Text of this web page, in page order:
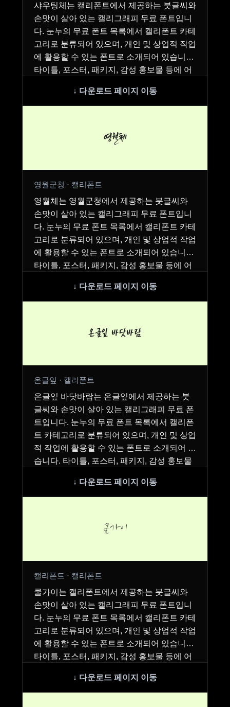
샤우팅체는 캘리폰트에서 제공하는 붓글씨와
손맛이 살아 있는 캘리그래피 무료 폰트입니
다. 눈누의 무료 폰트 목록에서 캘리폰트 카테
고리로 분류되어 있으며, 개인 및 상업적 작업
에 활용할 수 있는 폰트로 소개되어 있습니다.
타이틀, 포스터, 패키지, 감성 홍보물 등에 어
영월체
영월군청 · 캘리폰트
영월체는 영월군청에서 제공하는 붓글씨와
손맛이 살아 있는 캘리그래피 무료 폰트입니
다. 눈누의 무료 폰트 목록에서 캘리폰트 카테
고리로 분류되어 있으며, 개인 및 상업적 작업
에 활용할 수 있는 폰트로 소개되어 있습니다.
타이틀, 포스터, 패키지, 감성 홍보물 등에 어
온글잎 바닷바람
온글잎 · 캘리폰트
온글잎 바닷바람는 온글잎에서 제공하는 붓
글씨와 손맛이 살아 있는 캘리그래피 무료 폰
트입니다. 눈누의 무료 폰트 목록에서 캘리폰
트 카테고리로 분류되어 있으며, 개인 및 상업
적 작업에 활용할 수 있는 폰트로 소개되어 있
습니다. 타이틀, 포스터, 패키지, 감성 홍보물
쿨가이
캘리폰트 · 캘리폰트
쿨가이는 캘리폰트에서 제공하는 붓글씨와
손맛이 살아 있는 캘리그래피 무료 폰트입니
다. 눈누의 무료 폰트 목록에서 캘리폰트 카테
고리로 분류되어 있으며, 개인 및 상업적 작업
에 활용할 수 있는 폰트로 소개되어 있습니다.
타이틀, 포스터, 패키지, 감성 홍보물 등에 어